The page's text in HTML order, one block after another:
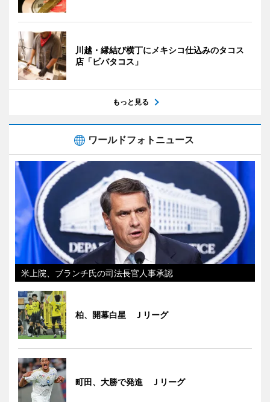
川越・縁結び横丁にメキシコ仕込みのタコス
店「ビバタコス」
もっと見る
ワールドフォトニュース
米上院、ブランチ氏の司法長官人事承認
柏、開幕白星 Ｊリーグ
町田、大勝で発進 Ｊリーグ